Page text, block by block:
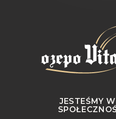
JESTEŚMY